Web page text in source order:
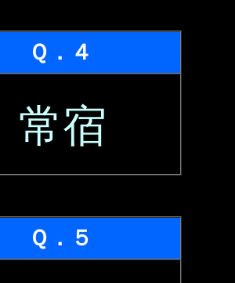
Ｑ．４
常宿
Ｑ．５